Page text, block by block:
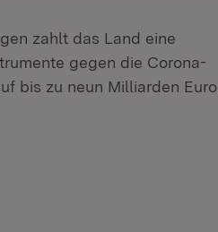
zahlt das Land eine
gegen die Corona-
bis zu neun Milliarden Euro.